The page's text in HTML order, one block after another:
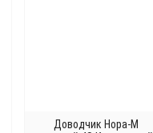
Доводчик Нора-М